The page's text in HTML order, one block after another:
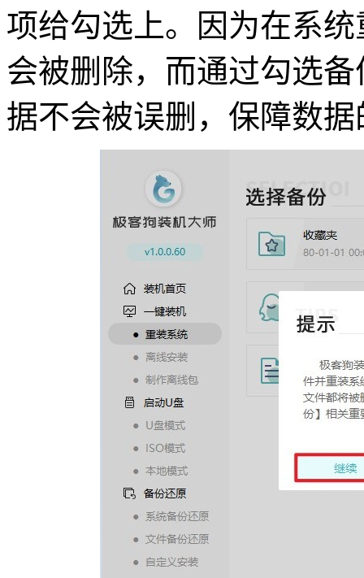
项给勾选上。因为在系
会被删除，而通过勾选
据不会被误删，保障数